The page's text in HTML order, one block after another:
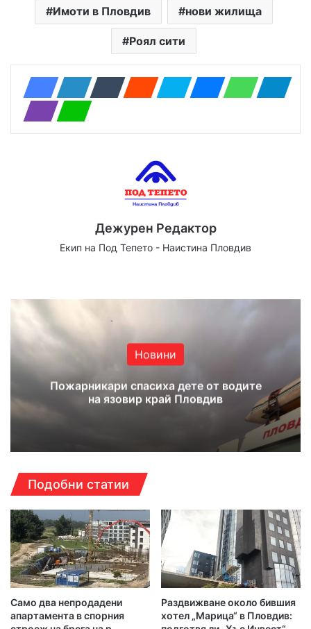
Имоти в Пловдив нови жилища
Роял сити
Дежурен Редактор
Екип на Под Тепето - Наистина Пловдив
te bo
ub ra
Новини
Пожарникари спасиха дете от водите
на язовир край Пловдив
Подобни статии
Само два непродадени
апартамента в спорния
Раздвижване около бившия
хотел „Марица“ в Пловдив: